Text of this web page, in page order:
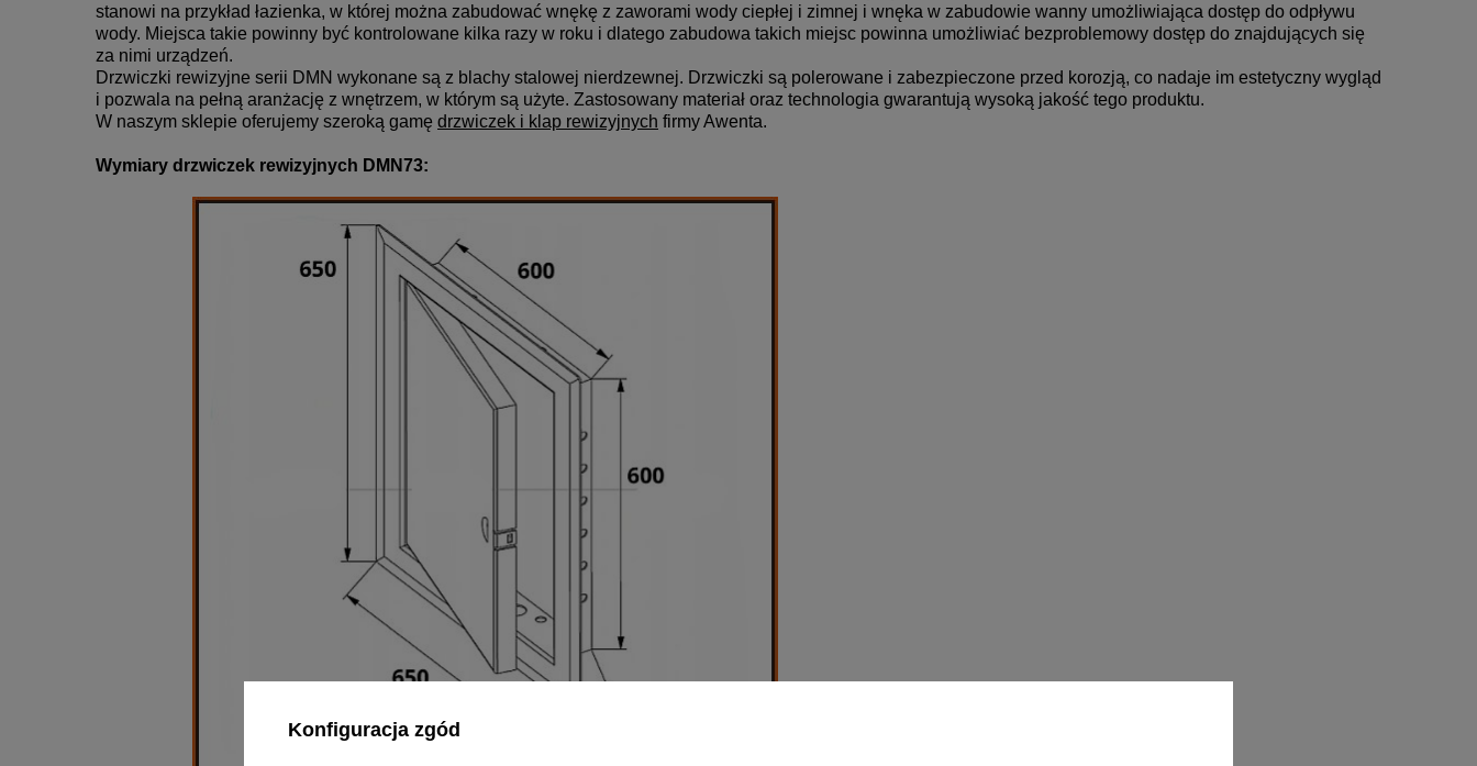
stanowi na przykład łazienka, w której można zabudować wnękę z zaworami wody ciepłej i zimnej i wnęka w zabudowie wanny umożliwiająca dostęp do odpływu
wody. Miejsca takie powinny być kontrolowane kilka razy w roku i dlatego zabudowa takich miejsc powinna umożliwiać bezproblemowy dostęp do znajdujących się
za nimi urządzeń.
Drzwiczki rewizyjne serii DMN wykonane są z blachy stalowej nierdzewnej. Drzwiczki są polerowane i zabezpieczone przed korozją, co nadaje im estetyczny wygląd
i pozwala na pełną aranżację z wnętrzem, w którym są użyte. Zastosowany materiał oraz technologia gwarantują wysoką jakość tego produktu.
W naszym sklepie oferujemy szeroką gamę drzwiczek i klap rewizyjnych firmy Awenta.
Wymiary drzwiczek rewizyjnych DMN73:
Konfiguracja zgód